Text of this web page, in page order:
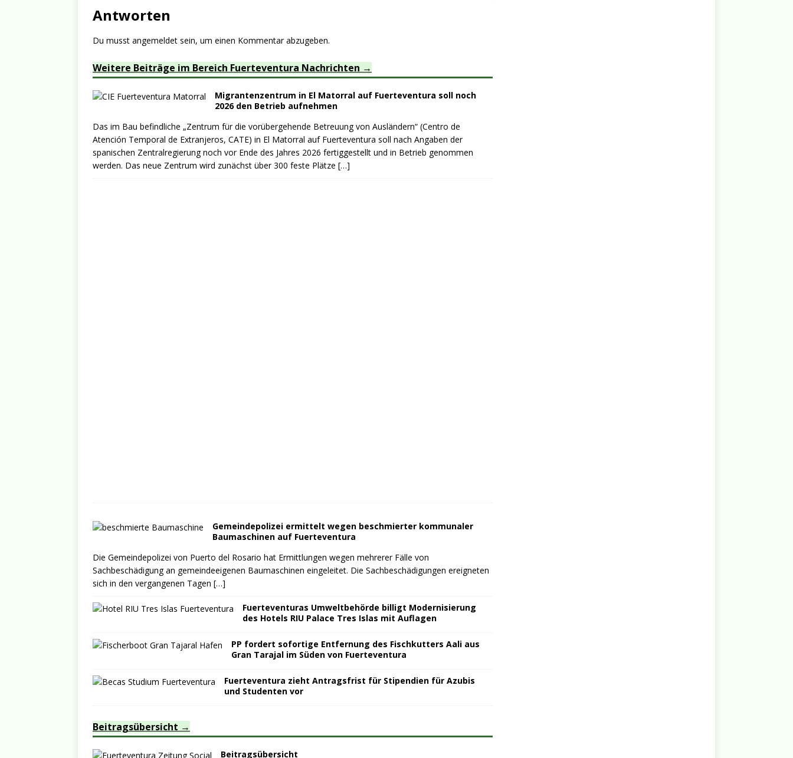
Antworten
Du musst angemeldet sein, um einen Kommentar abzugeben.
Weitere Beiträge im Bereich Fuerteventura Nachrichten
Migrantenzentrum in El Matorral auf Fuerteventura soll noch
2026 den Betrieb aufnehmen
Das im Bau befindliche „Zentrum für die vorübergehende Betreuung von Ausländern“ (Centro de
Atención Temporal de Extranjeros, CATE) in El Matorral auf Fuerteventura soll nach Angaben der
spanischen Zentralregierung noch vor Ende des Jahres 2026 fertiggestellt und in Betrieb genommen
werden. Das neue Zentrum wird zunächst über 300 feste Plätze […]
Gemeindepolizei ermittelt wegen beschmierter kommunaler
Baumaschinen auf Fuerteventura
Die Gemeindepolizei von Puerto del Rosario hat Ermittlungen wegen mehrerer Fälle von
Sachbeschädigung an gemeindeeigenen Baumaschinen eingeleitet. Die Sachbeschädigungen ereigneten
sich in den vergangenen Tagen […]
Fuerteventuras Umweltbehörde billigt Modernisierung
des Hotels RIU Palace Tres Islas mit Auflagen
PP fordert sofortige Entfernung des Fischkutters Aali aus
Gran Tarajal im Süden von Fuerteventura
Fuerteventura zieht Antragsfrist für Stipendien für Azubis
und Studenten vor
Beitragsübersicht
Beitragsübersicht